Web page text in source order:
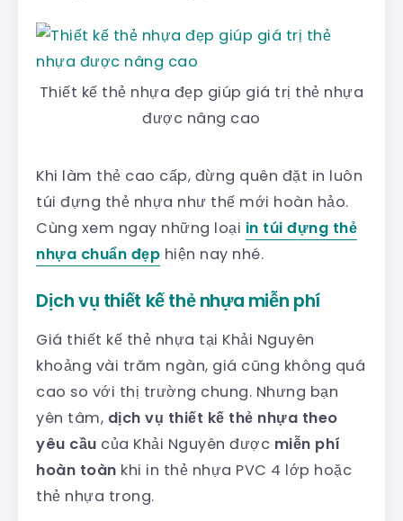
Thiết kế thẻ nhựa đẹp giúp giá trị thẻ nhựa
được nâng cao
Khi làm thẻ cao cấp, đừng quên đặt in luôn
túi đựng thẻ nhựa như thế mới hoàn hảo.
Cùng xem ngay những loại in túi đựng thẻ
nhựa chuẩn đẹp hiện nay nhé.
Dịch vụ thiết kế thẻ nhựa miễn phí
Giá thiết kế thẻ nhựa tại Khải Nguyên
khoảng vài trăm ngàn, giá cũng không quá
cao so với thị trường chung. Nhưng bạn
yên tâm, dịch vụ thiết kế thẻ nhựa theo
yêu cầu của Khải Nguyên được miễn phí
hoàn toàn khi in thẻ nhựa PVC 4 lớp hoặc
thẻ nhựa trong.